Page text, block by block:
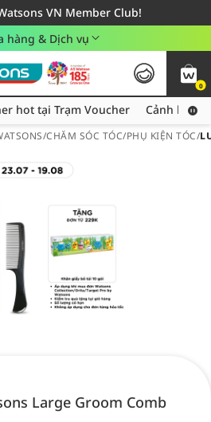
VN Member Club!
cho đơn hàng từ 249,000Đ
- Áp dụng khu vực TP. Hồ Chí Minh
hàng & Dịch vụ
0
Thu thập thêm voucher hot tại Trạm Voucher
hot tại Trạm Voucher Cảnh báo
/CHĂM SÓC TÓC/PHỤ KIỆN TÓC/
Large Groom Comb